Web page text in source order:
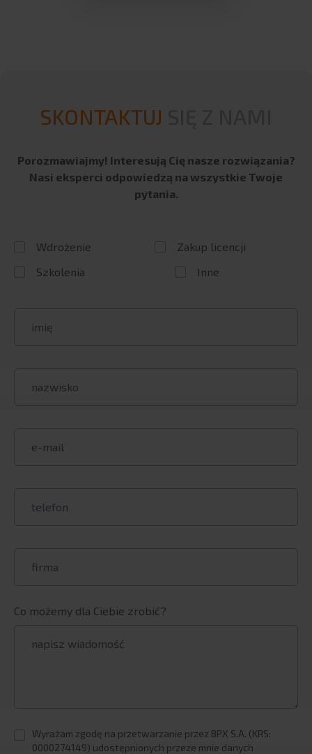
SKONTAKTUJ
Porozmawiajmy! Interesują Cię nasze rozwiązania?
Nasi eksperci odpowiedzą na wszystkie Twoje
pytania.
Wdrożenie
Zakup licencji
Szkolenia
Inne
Co możemy dla Ciebie zrobić?
Wyrażam zgodę na przetwarzanie przez BPX S.A. (KRS:
0000274149) udostępnionych przeze mnie danych